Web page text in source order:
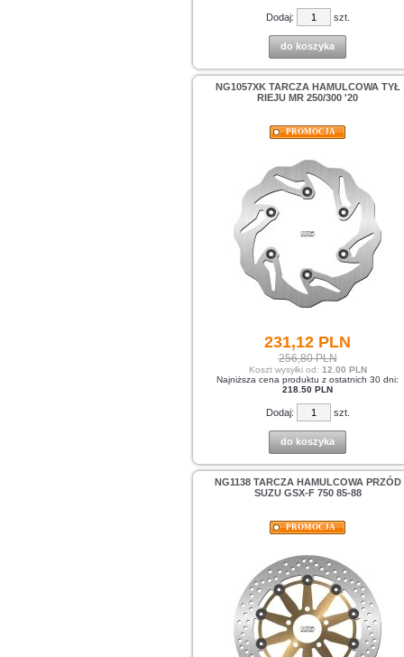
Dodaj: szt.
do koszyka
NG1057XK TARCZA HAMULCOWA TYŁ
RIEJU MR 250/300 '20
PROMOCJA
231,12 PLN
256,80 PLN
Koszt wysyłki od: 12.00 PLN
Najniższa cena produktu z ostatnich 30 dni:
218.50 PLN
Dodaj: szt.
do koszyka
NG1138 TARCZA HAMULCOWA PRZÓD
SUZU GSX-F 750 85-88
PROMOCJA